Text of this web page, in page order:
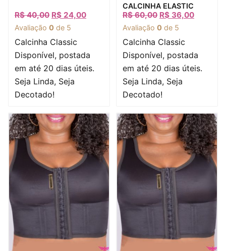
R$40,00 R$ 24,00
Avaliação 0 de 5
Calcinha Classic
Disponível, postada
em até 20 dias úteis.
Seja Linda, Seja
Decotado!
Visualização rápida
CALCINHA ELASTIC
R$60,00 R$ 36,00
Avaliação 0 de 5
Calcinha Classic
Disponível, postada
em até 20 dias úteis.
Seja Linda, Seja
Decotado!